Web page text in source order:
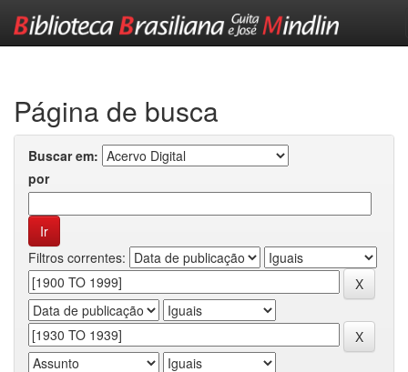
Página de busca
Buscar em:
por
Filtros correntes: